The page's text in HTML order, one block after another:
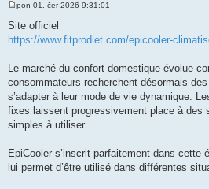
P
ř
í
s
v
k
pon 01. čer 2026 9:31:01
Site officiel
https://www.fitprodiet.com/epicooler-
Le marché du confort domestique évolue
consommateurs recherchent désormais
s’adapter à leur mode de vie dynamique.
fixes laissent progressivement place à des
simples à utiliser.
EpiCooler s’inscrit parfaitement dans cette
lui permet d’être utilisé dans différentes